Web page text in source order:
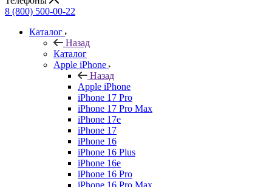
8 (800) 500-00-22
Каталог
Назад
Каталог
Apple iPhone
Назад
Apple iPhone
iPhone 17 Pro
iPhone 17 Pro Max
iPhone 17e
iPhone 17
iPhone 16
iPhone 16 Plus
iPhone 16e
iPhone 16 Pro
iPhone 16 Pro Max